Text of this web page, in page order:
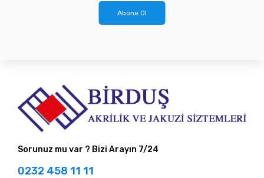
Abone Ol
Sorunuz mu var ? Bizi Arayın 7/24
0232 458 11 11